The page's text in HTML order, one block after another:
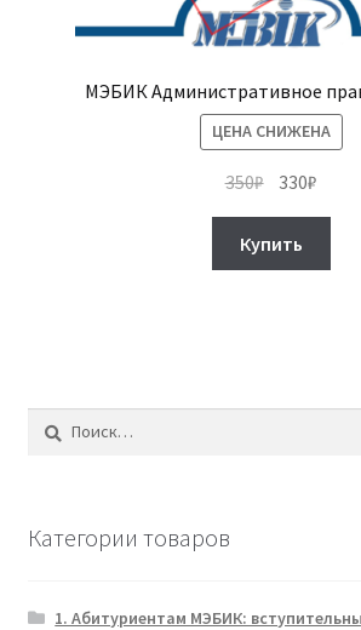
МЭБИК Административное
ЦЕНА СНИЖЕНА
350₽
составляла
350₽.
330₽
Купить
Найти:
Категории товаров
1. Абитуриентам МЭБИК: